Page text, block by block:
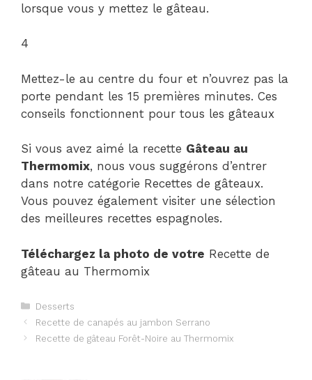
lorsque vous y mettez le gâteau.
4
Mettez-le au centre du four et n’ouvrez pas la
porte pendant les 15 premières minutes. Ces
conseils fonctionnent pour tous les gâteaux
Si vous avez aimé la recette Gâteau au
Thermomix, nous vous suggérons d’entrer
dans notre catégorie Recettes de gâteaux.
Vous pouvez également visiter une sélection
des meilleures recettes espagnoles.
Téléchargez la photo de votre Recette de
gâteau au Thermomix
Catégories
Desserts
Navigation
des
Recette de canapés au jambon Serrano
Recette de gâteau Forêt-Noire au Thermomix